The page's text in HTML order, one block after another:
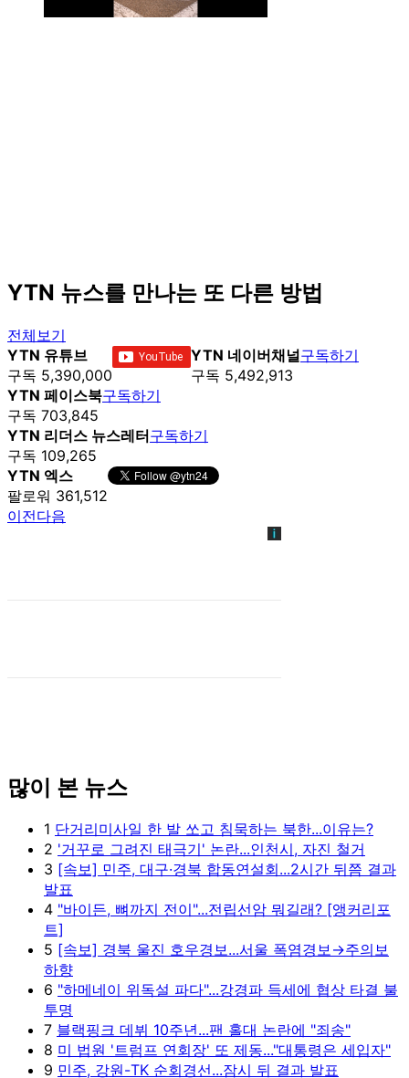
YTN 뉴스를 만나는 또 다른 방법
전체보기
YTN 유튜브
구독 5,390,000
YTN 네이버채널
구독 5,492,913
구독하기
YTN 페이스북
구독 703,845
구독하기
YTN 리더스 뉴스레터
구독 109,265
구독하기
YTN 엑스
팔로워 361,512
이전다음
많이 본 뉴스
1 단거리미사일 한 발 쏘고 침묵하는 북한...이유는?
2 '거꾸로 그려진 태극기' 논란...인천시, 자진 철거
3 [속보] 민주, 대구·경북 합동연설회...2시간 뒤쯤 결과
발표
4 "바이든, 뼈까지 전이"...전립선암 뭐길래? [앵커리포
트]
5 [속보] 경북 울진 호우경보...서울 폭염경보→주의보
하향
6 "하메네이 위독설 파다"...강경파 득세에 협상 타결 불
투명
7 블랙핑크 데뷔 10주년...팬 홀대 논란에 "죄송"
8 미 법원 '트럼프 연회장' 또 제동..."대통령은 세입자"
9 민주, 강원-TK 순회경선...잠시 뒤 결과 발표